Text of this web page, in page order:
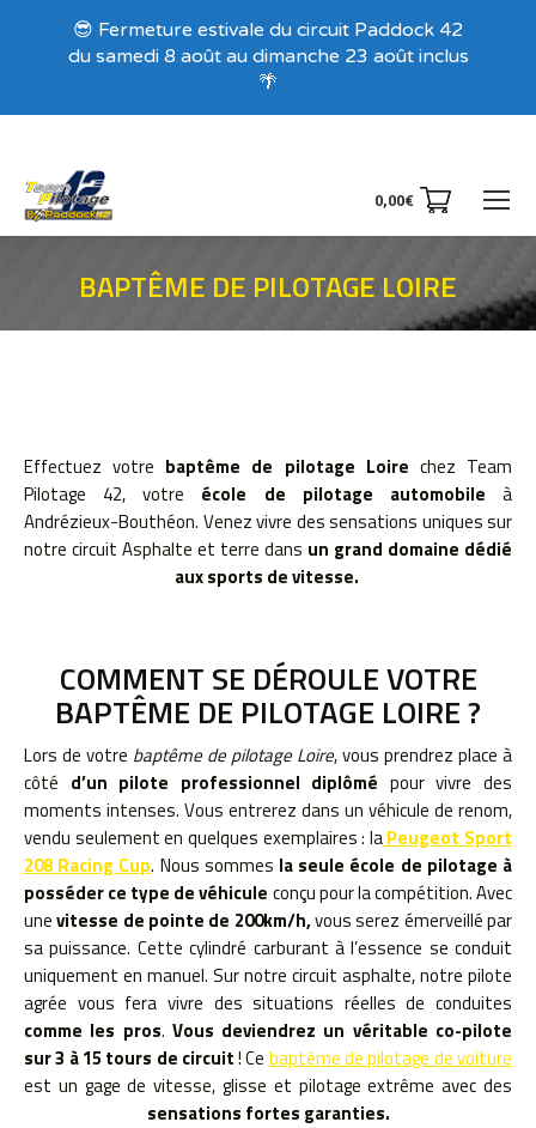
0,00€
BAPTÊME DE PILOTAGE LOIRE
Effectuez votre baptême de pilotage Loire chez Team
Pilotage 42, votre école de pilotage automobile à
Andrézieux-Bouthéon. Venez vivre des sensations uniques sur
notre circuit Asphalte et terre dans un grand domaine dédié
aux sports de vitesse.
COMMENT SE DÉROULE VOTRE
BAPTÊME DE PILOTAGE LOIRE ?
Lors de votre baptême de pilotage Loire, vous prendrez place à
côté d’un pilote professionnel diplômé pour vivre des
moments intenses. Vous entrerez dans un véhicule de renom,
vendu seulement en quelques exemplaires : laPeugeot Sport
208 Racing Cup. Nous sommes la seule école de pilotage à
posséder ce type de véhicule conçu pour la compétition. Avec
unevitesse de pointe de 200km/h,vous serez émerveillé par
sa puissance. Cette cylindré carburant à l’essence se conduit
uniquement en manuel. Sur notre circuit asphalte, notre pilote
agrée vous fera vivre des situations réelles de conduites
comme les pros. Vous deviendrez un véritable co-pilote
sur 3 à 15 tours de circuit! Ce baptême de pilotage de voiture
est un gage de vitesse, glisse et pilotage extrême avec des
sensations fortes garanties.
😎 Fermeture estivale du circuit Paddock 42
du samedi 8 août au dimanche 23 août inclus
🌴